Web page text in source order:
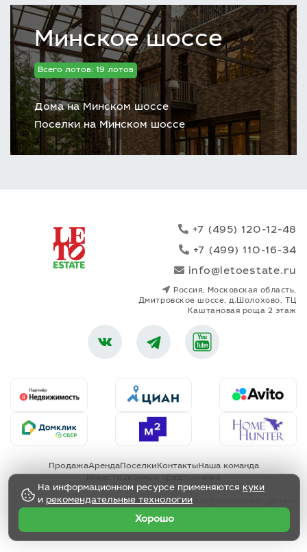
На информационном ресурсе применяются куки
и рекомендательные технологии
Хорошо
Минское шоссе
Всего лотов: 19 лотов
Дома на Минском шоссе
Поселки на Минском шоссе
+7 (495) 120-12-48
+7 (499) 110-16-34
info@letoestate.ru
Россия, Московская область,
Дмитровское шоссе, д.Шолохово, ТЦ
Каштановая роща 2 этаж
ПродажаАрендаПоселкиКонтактыНаша команда
Политика обработки персональных данных